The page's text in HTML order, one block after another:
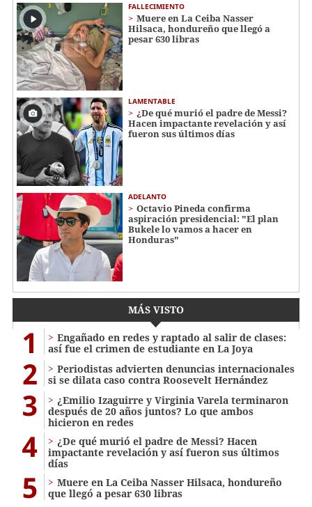
FALLECIMIENTO
Muere en La Ceiba Nasser
Hilsaca, hondureño que llegó a
pesar 630 libras
LAMENTABLE
¿De qué murió el padre de Messi?
Hacen impactante revelación y así
fueron sus últimos días
ADELANTO
Octavio Pineda confirma
aspiración presidencial: "El plan
Bukele lo vamos a hacer en
Honduras"
MÁS VISTO
1
Engañado en redes y raptado al salir de clases:
así fue el crimen de estudiante en La Joya
2
Periodistas advierten denuncias internacionales
si se dilata caso contra Roosevelt Hernández
3
¿Emilio Izaguirre y Virginia Varela terminaron
después de 20 años juntos? Lo que ambos
hicieron en redes
4
¿De qué murió el padre de Messi? Hacen
impactante revelación y así fueron sus últimos
días
5
Muere en La Ceiba Nasser Hilsaca, hondureño
que llegó a pesar 630 libras